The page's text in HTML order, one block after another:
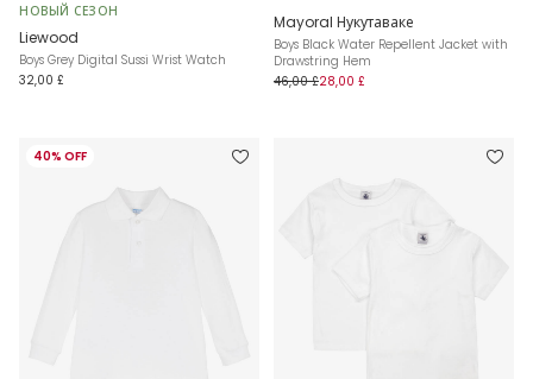
НОВЫЙ СЕЗОН
Liewood
Boys Grey Digital Sussi Wrist Watch
32,00 £
Mayoral Нукутаваке
Boys Black Water Repellent Jacket with
Drawstring Hem
46,00 £28,00 £
40% OFF